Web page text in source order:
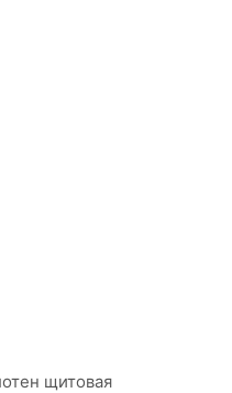
щитовая